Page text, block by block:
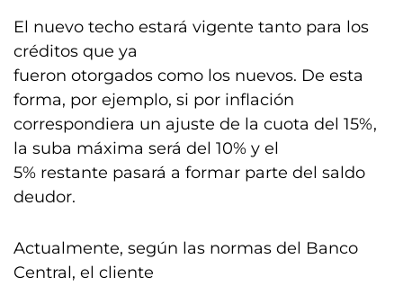
El nuevo techo estará vigente tanto para los
créditos que ya
fueron otorgados como los nuevos. De esta
forma, por ejemplo, si por inflación
correspondiera un ajuste de la cuota del 15%,
la suba máxima será del 10% y el
5% restante pasará a formar parte del saldo
deudor.
Actualmente, según las normas del Banco
Central, el cliente